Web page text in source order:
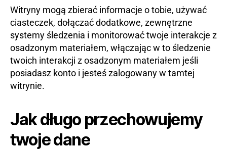
Witryny mogą zbierać informacje o tobie, używać
ciasteczek, dołączać dodatkowe, zewnętrzne
systemy śledzenia i monitorować twoje interakcje z
osadzonym materiałem, włączając w to śledzenie
twoich interakcji z osadzonym materiałem jeśli
posiadasz konto i jesteś zalogowany w tamtej
witrynie.
Jak długo przechowujemy
twoje dane